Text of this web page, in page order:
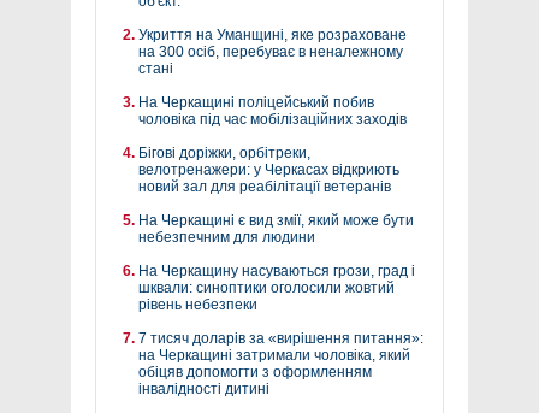
Укриття на Уманщині, яке розраховане
на 300 осіб, перебуває в неналежному
стані
На Черкащині поліцейський побив
чоловіка під час мобілізаційних заходів
Бігові доріжки, орбітреки,
велотренажери: у Черкасах відкриють
новий зал для реабілітації ветеранів
На Черкащині є вид змії, який може бути
небезпечним для людини
На Черкащину насуваються грози, град і
шквали: синоптики оголосили жовтий
рівень небезпеки
7 тисяч доларів за «вирішення питання»:
на Черкащині затримали чоловіка, який
обіцяв допомогти з оформленням
інвалідності дитині